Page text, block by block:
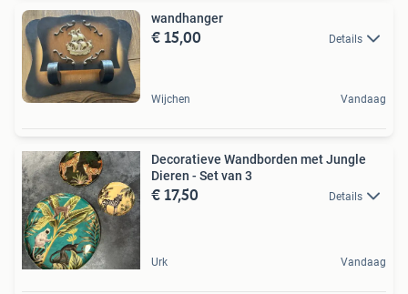
wandhanger
€ 15,00 Details
Wijchen Vandaag
Decoratieve Wandborden met Jungle
Dieren - Set van 3
€ 17,50 Details
Urk Vandaag